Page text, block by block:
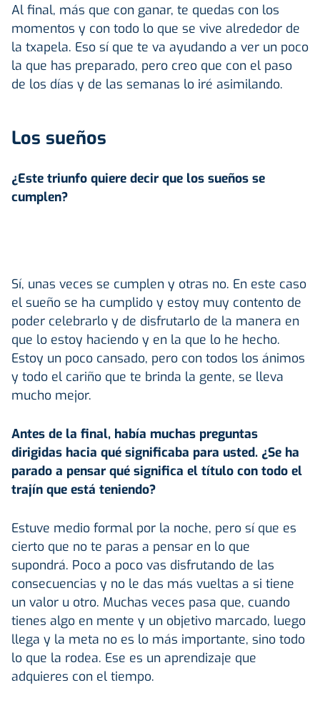
Al final, más que con ganar, te quedas con los
momentos y con todo lo que se vive alrededor de
la txapela. Eso sí que te va ayudando a ver un poco
la que has preparado, pero creo que con el paso
de los días y de las semanas lo iré asimilando.
Los sueños
¿Este triunfo quiere decir que los sueños se
cumplen?
Sí, unas veces se cumplen y otras no. En este caso
el sueño se ha cumplido y estoy muy contento de
poder celebrarlo y de disfrutarlo de la manera en
que lo estoy haciendo y en la que lo he hecho.
Estoy un poco cansado, pero con todos los ánimos
y todo el cariño que te brinda la gente, se lleva
mucho mejor.
Antes de la final, había muchas preguntas
dirigidas hacia qué significaba para usted. ¿Se ha
parado a pensar qué significa el título con todo el
trajín que está teniendo?
Estuve medio formal por la noche, pero sí que es
cierto que no te paras a pensar en lo que
supondrá. Poco a poco vas disfrutando de las
consecuencias y no le das más vueltas a si tiene
un valor u otro. Muchas veces pasa que, cuando
tienes algo en mente y un objetivo marcado, luego
llega y la meta no es lo más importante, sino todo
lo que la rodea. Ese es un aprendizaje que
adquieres con el tiempo.